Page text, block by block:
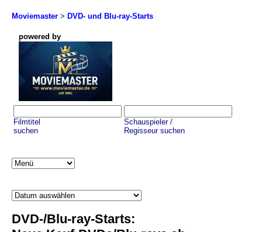
Moviemaster > DVD- und Blu-ray-Starts
powered by
Filmtitel
suchen
Schauspieler /
Regisseur suchen
DVD-/Blu-ray-Starts: